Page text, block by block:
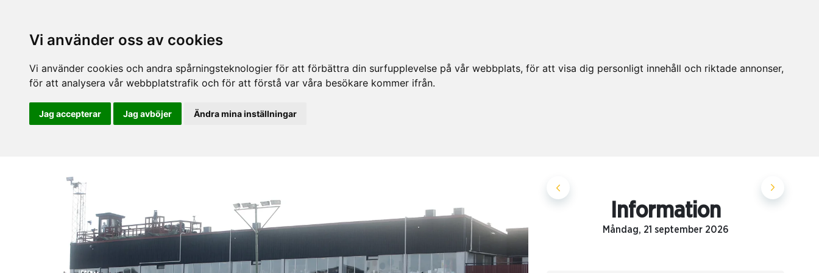
Vi använder oss av cookies
Vi använder cookies och andra spårningsteknologier för att förbättra din surfupplevelse på vår webbplats, för att visa dig personligt innehåll och riktade annonser,
för att analysera vår webbplatstrafik och för att förstå var våra besökare kommer ifrån.
Jag accepterar Jag avböjer Ändra mina inställningar
Information
Måndag, 21 september 2026